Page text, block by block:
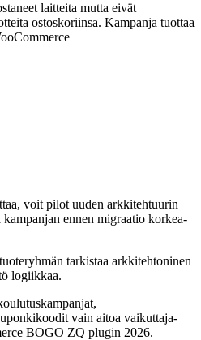
laitteita mutta eivät
ostoskoriinsa. Kampanja tuottaa
voit pilot uuden arkkitehtuurin
ennen migraatio korkea-
tarkistaa arkkitehtoninen
logiikkaa.
vain aitoa vaikuttaja-
BOGO ZQ plugin 2026.